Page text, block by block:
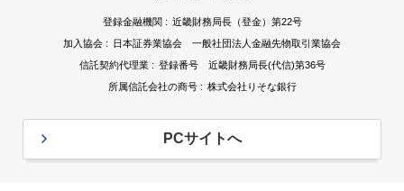
登録金融機関 : 近畿財務局長（登金）第22号
加入協会 : 日本証券業協会 一般社団法人金融先物取引業協会
信託契約代理業 : 登録番号 近畿財務局長(代信)第36号
所属信託会社の商号 : 株式会社りそな銀行
PCサイトへ